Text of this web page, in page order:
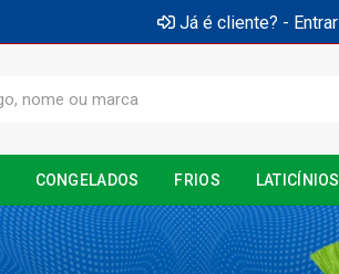
Já é cliente? - Entrar
CONGELADOS FRIOS LATICÍNIOS